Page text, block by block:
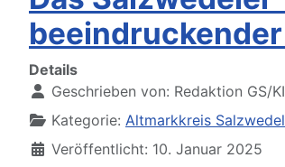
Details
Geschrieben von: Redaktion GS/KI
Kategorie: Altmarkkreis Salzwedel
Veröffentlicht: 10. Januar 2025